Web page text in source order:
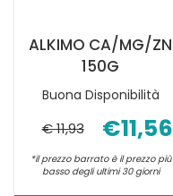
ALKIMO CA/MG/ZN
150G
Buona Disponibilità
€ 11,93 €11,56
*il prezzo barrato è il prezzo più
basso degli ultimi 30 giorni